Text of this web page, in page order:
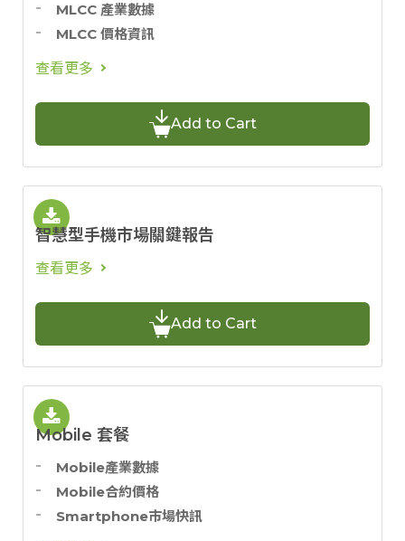
MLCC 產業數據
MLCC 價格資訊
查看更多
Add to Cart
智慧型手機市場關鍵報告
查看更多
Add to Cart
Mobile 套餐
Mobile產業數據
Mobile合約價格
Smartphone市場快訊